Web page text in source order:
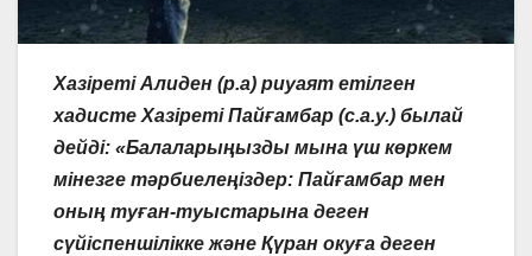
Хазіреті Алиден (р.а) риуаят етілген
хадисте Хазіреті Пайғамбар (с.а.у.) былай
дейді: «Балаларыңызды мына үш көркем
мінезге тәрбиелеңіздер: Пайғамбар мен
оның туған-туыстарына деген
сүйіспеншілікке және Қүран окуға деген